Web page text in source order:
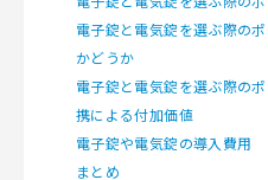
電子錠と電気錠を選ぶ際
かどうか
電子錠と電気錠を選ぶ際
携による付加価値
電子錠や電気錠の導入費用
まとめ